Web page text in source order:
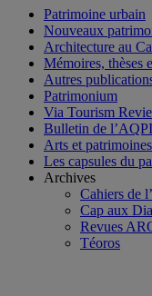
Patrimoine urbain
Nouveaux
Architecture au
Mémoires, thèses
Autres
Patrimonium
Via Tourism
Bulletin de l’AQPI
Arts et
Les capsules du
Archives
Cahiers de
Cap aux
Revues
Téoros